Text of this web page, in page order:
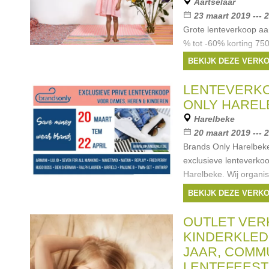
23 maart 2019 ---
Grote lenteverkoop
% tot -60% korting
(maat 18-40) 4000
kinderkleding 400
Merken: Armani ,
Cherie, Rondinella,
BEKIJK DEZE
ONLY
Harelbeke
20 maart 2019 ---
Brands Only
exclusieve
Harelbeke. Wij
van 20 maart tot en
in Harelbeke heeft
Merken:Guess,
Boss , McGregor, ...
BEKIJK DEZE
OUTLET
JAAR,